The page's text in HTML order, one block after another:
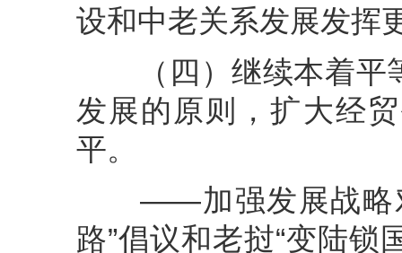
设和中老关系发展发挥
（四）继续本着平
发展的原则，扩大经
平。
——加强发展战略对
路”倡议和老挝“变陆锁